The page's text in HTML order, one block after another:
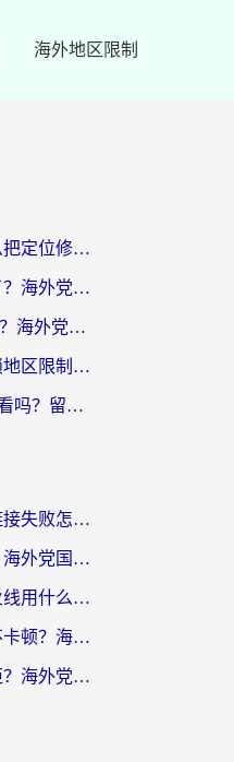
海外地区限制
在意大利用小红书怎么把定位修改到中国国内？3个实用技巧+1个靠谱工具帮你搞定
咪咕体育在香港用不了？海外党必看的回国加速器选择指南（附3个真实场景解决方案）
网易云ip怎么改成中国？海外党听音乐听书的无痛解决方案
海外党必看：汽水解锁地区限制怎么解除？3招解决国内影音&生活服务难题
央视影音VIP海外可以看吗？留学生亲测有效的回国加速器选择指南
女神星球海外服务器链接失败怎么解决？海外党国服游戏加速避坑指南
日本怎么玩君临传奇？海外党国服游戏加速避坑指南（附菲律宾欧洲玩家实测）
海外党必看：打穿越火线用什么加速器？解决延迟卡顿，还能玩奇妙拼图世界和第五人格
波兰怎么玩无悔华夏不卡顿？海外国服游戏加速器终极指南（附征途2萤火突击解决方案）
英国怎么玩叫我大掌柜？海外党国服游戏加速避坑指南（附实测推荐）